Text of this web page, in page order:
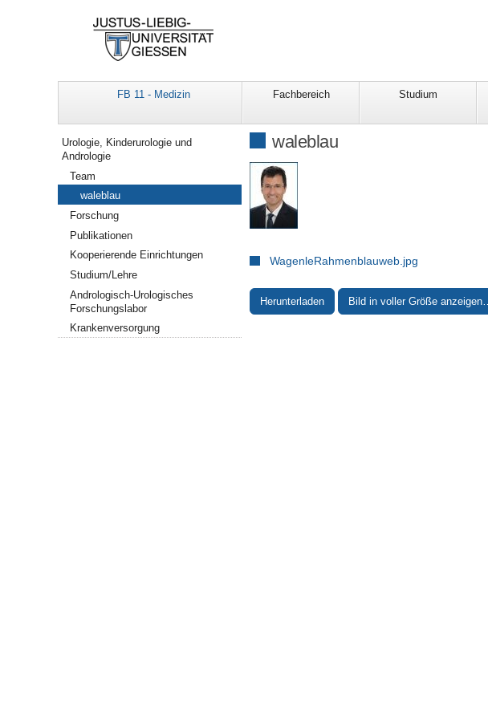
FB 11 - Medizin Fachbereich Studium
waleblau
WagenleRahmenblauweb.jpg
Herunterladen Bild in voller Größe anzeigen…
Navigation
Urologie, Kinderurologie und
Andrologie
Team
waleblau
Forschung
Publikationen
Kooperierende Einrichtungen
Studium/Lehre
Andrologisch-Urologisches
Forschungslabor
Krankenversorgung